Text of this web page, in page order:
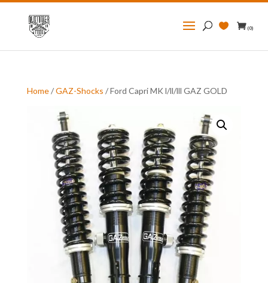
(0)
Home/GAZ-Shocks / Ford Capri MK l/ll/lll GAZ GOLD